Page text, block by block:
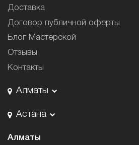
Доставка
Договор публичной оферты
Блог Мастерской
Отзывы
Контакты
Алматы
Астана
Алматы